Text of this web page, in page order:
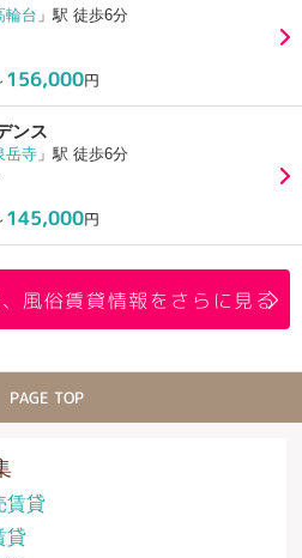
輪台 」駅 徒歩6分
156,000円
ンス
岳寺 」駅 徒歩6分
145,000円
風俗賃貸情報をさらに見る
PAGE TOP
賃貸
貸